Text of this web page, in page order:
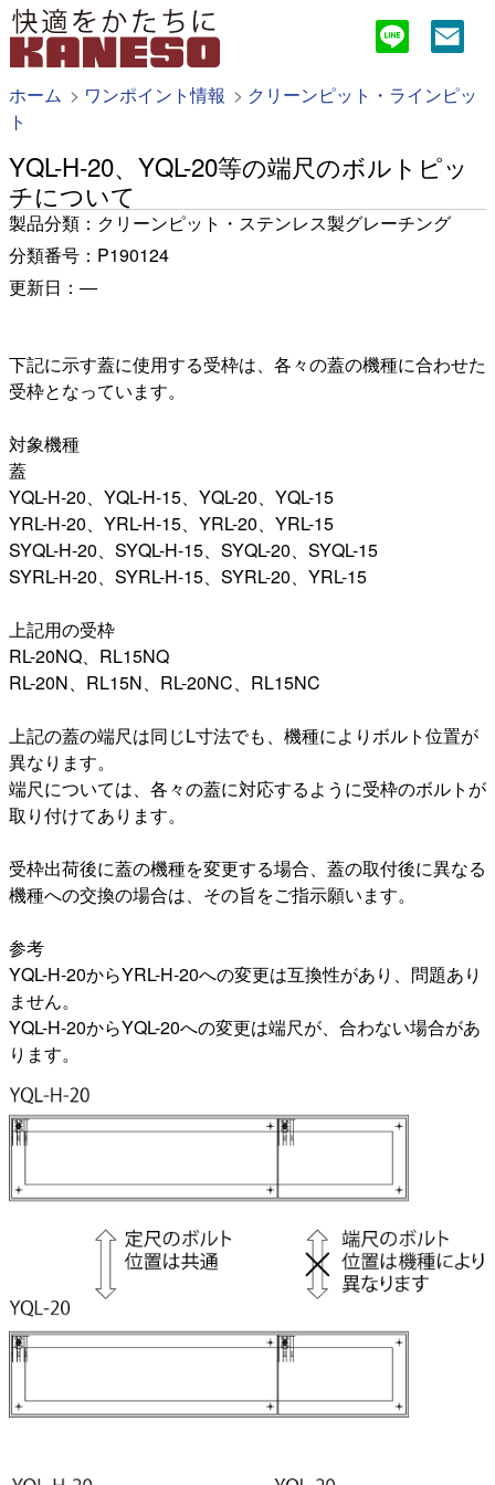
ホーム ワンポイント情報
クリーンピット・ラインピッ
ト
YQL-H-20、YQL-20等の端尺のボルトピッ
チについて
製品分類：クリーンピット・ステンレス製グレーチング
分類番号：P190124
更新日：―
下記に示す蓋に使用する受枠は、各々の蓋の機種に合わせた
受枠となっています。
対象機種
蓋
YQL-H-20、YQL-H-15、YQL-20、YQL-15
YRL-H-20、YRL-H-15、YRL-20、YRL-15
SYQL-H-20、SYQL-H-15、SYQL-20、SYQL-15
SYRL-H-20、SYRL-H-15、SYRL-20、YRL-15
上記用の受枠
RL-20NQ、RL15NQ
RL-20N、RL15N、RL-20NC、RL15NC
上記の蓋の端尺は同じL寸法でも、機種によりボルト位置が
異なります。
端尺については、各々の蓋に対応するように受枠のボルトが
取り付けてあります。
受枠出荷後に蓋の機種を変更する場合、蓋の取付後に異なる
機種への交換の場合は、その旨をご指示願います。
参考
YQL-H-20からYRL-H-20への変更は互換性があり、問題あり
ません。
YQL-H-20からYQL-20への変更は端尺が、合わない場合があ
ります。